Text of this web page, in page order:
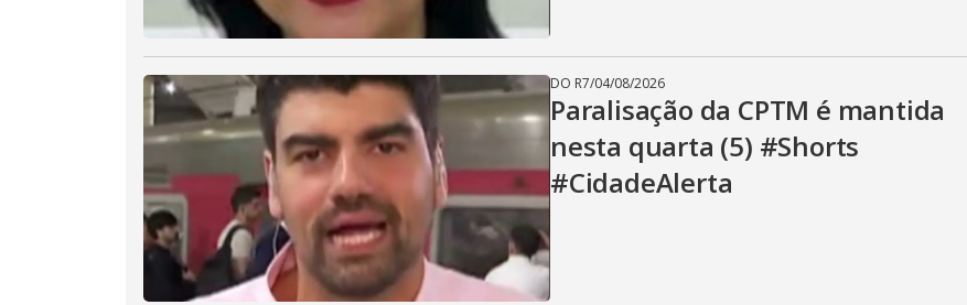
DO R7/04/08/2026
Paralisação da CPTM é mantida
nesta quarta (5) #Shorts
#CidadeAlerta